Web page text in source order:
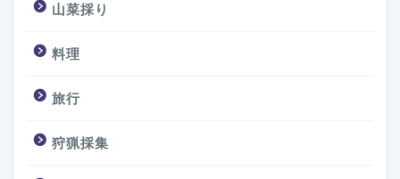
山菜採り
料理
旅行
狩猟採集